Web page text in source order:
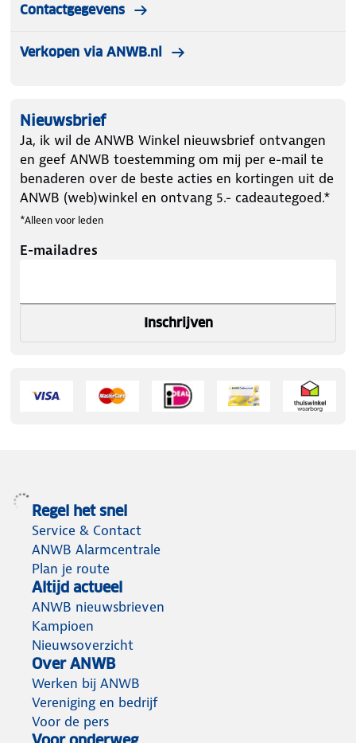
Contactgegevens
Verkopen via ANWB.nl
Nieuwsbrief
Ja, ik wil de ANWB Winkel nieuwsbrief ontvangen
en geef ANWB toestemming om mij per e-mail te
benaderen over de beste acties en kortingen uit de
ANWB (web)winkel en ontvang 5.- cadeautegoed.*
*Alleen voor leden
E-mailadres
Inschrijven
Regel het snel
Service & Contact
ANWB Alarmcentrale
Plan je route
Altijd actueel
ANWB nieuwsbrieven
Kampioen
Nieuwsoverzicht
Over ANWB
Werken bij ANWB
Vereniging en bedrijf
Voor de pers